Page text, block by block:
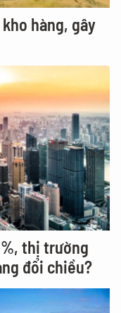
hàng, gây
thị trường
đổi chiều?